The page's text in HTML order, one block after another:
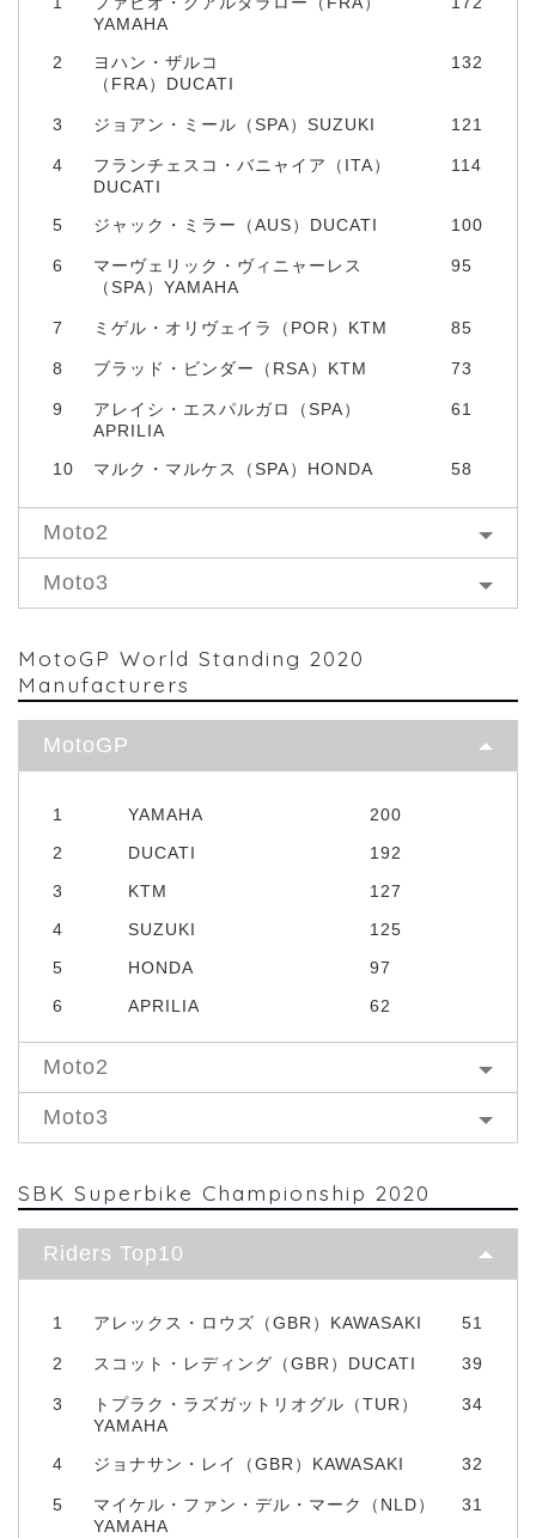
YAMAHA
2
ヨハン・ザルコ
（FRA）DUCATI
132
3 ジョアン・ミール（SPA）SUZUKI 121
4
フランチェスコ・バニャイア（ITA）
DUCATI
114
5 ジャック・ミラー（AUS）DUCATI 100
6
マーヴェリック・ヴィニャーレス
（SPA）YAMAHA
95
7 ミゲル・オリヴェイラ（POR）KTM 85
8 ブラッド・ビンダー（RSA）KTM 73
9
アレイシ・エスパルガロ（SPA）
APRILIA
61
10 マルク・マルケス（SPA）HONDA 58
Moto2
Moto3
MotoGP World Standing 2020
Manufacturers
MotoGP
1 YAMAHA
200
2
DUCATI
192
3
KTM
127
4
SUZUKI
125
5
HONDA
97
6
APRILIA 62
Moto2
Moto3
SBK Superbike Championship 2020
Riders Top10
1 アレックス・ロウズ（GBR）KAWASAKI 51
2 スコット・レディング（GBR）DUCATI 39
3
トプラク・ラズガットリオグル（TUR）
YAMAHA
34
4 ジョナサン・レイ（GBR）KAWASAKI 32
5
マイケル・ファン・デル・マーク（NLD）
YAMAHA
31